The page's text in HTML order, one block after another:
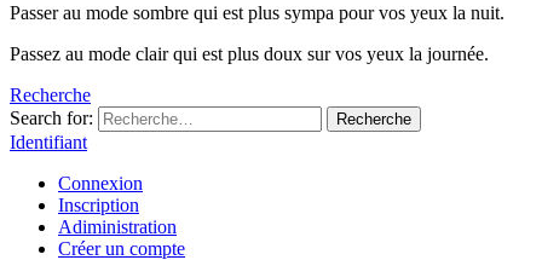
Passer au mode sombre qui est plus sympa pour vos yeux la nuit.
Passez au mode clair qui est plus doux sur vos yeux la journée.
Recherche
Search for:
Recherche
Identifiant
Connexion
Inscription
Adiministration
Créer un compte